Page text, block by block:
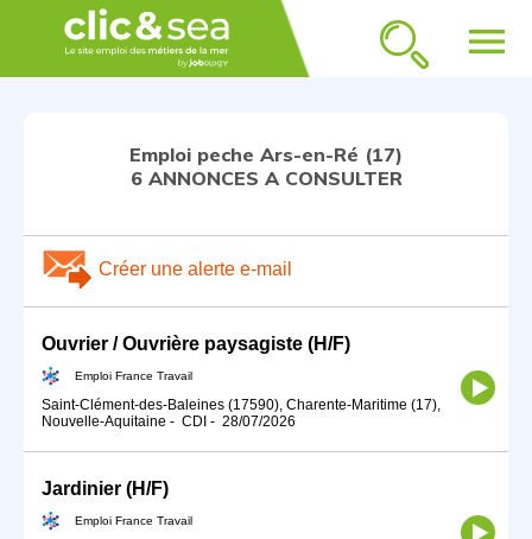
menu
Emploi peche Ars-en-Ré (17)
6 ANNONCES A CONSULTER
Créer une alerte e-mail
Ouvrier / Ouvrière paysagiste (H/F)
Emploi France Travail
Saint-Clément-des-Baleines (17590), Charente-Maritime (17),
Nouvelle-Aquitaine - CDI - 28/07/2026
Jardinier (H/F)
Emploi France Travail